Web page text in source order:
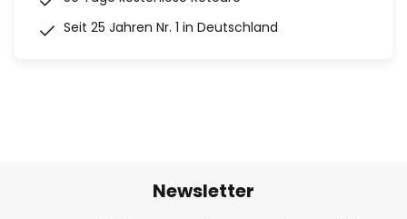
Seit 25 Jahren Nr. 1 in Deutschland
Newsletter